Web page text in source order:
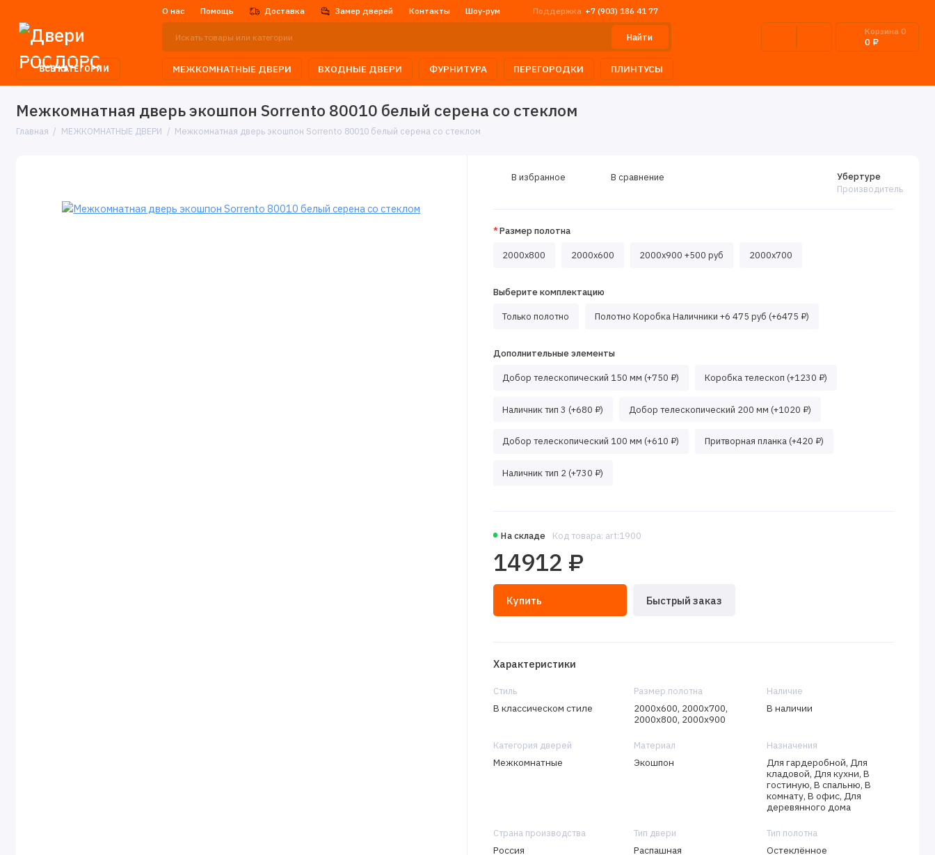
О нас Помощь Доставка Замер дверей Контакты Шоу-рум Поддержка +7 (903) 186 41 77
Найти
Корзина 0
0 ₽
ВСЕ КАТЕГОРИИ МЕЖКОМНАТНЫЕ ДВЕРИ ВХОДНЫЕ ДВЕРИ ФУРНИТУРА ПЕРЕГОРОДКИ ПЛИНТУСЫ
Межкомнатная дверь экошпон Sorrento 80010 белый серена со стеклом
Главная МЕЖКОМНАТНЫЕ ДВЕРИ Межкомнатная дверь экошпон Sorrento 80010 белый серена со стеклом
На складе Код товара: art:1900
Убертуре
Производитель
14912 ₽
Купить Быстрый заказ
В избранное В сравнение
Размер полотна
2000х800 2000x600 2000x900 +500 руб 2000x700
Выберите комплектацию
Только полотно Полотно Коробка Наличники +6 475 руб (+6475 ₽)
Дополнительные элементы
Добор телескопический 150 мм (+750 ₽) Коробка телескоп (+1230 ₽)
Наличник тип 3 (+680 ₽) Добор телескопический 200 мм (+1020 ₽)
Добор телескопический 100 мм (+610 ₽) Притворная планка (+420 ₽)
Наличник тип 2 (+730 ₽)
Характеристики
Стиль
В классическом стиле
Размер полотна
2000х600, 2000х700,
2000х800, 2000х900
Наличие
В наличии
Категория дверей
Межкомнатные
Материал
Экошпон
Назначения
Для гардеробной, Для
кладовой, Для кухни, В
гостиную, В спальню, В
комнату, В офис, Для
деревянного дома
Страна производства
Россия
Тип двери
Распашная
Тип полотна
Остеклённое